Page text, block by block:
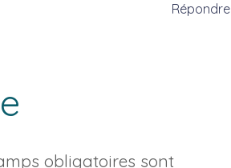
Répondre
obligatoires sont